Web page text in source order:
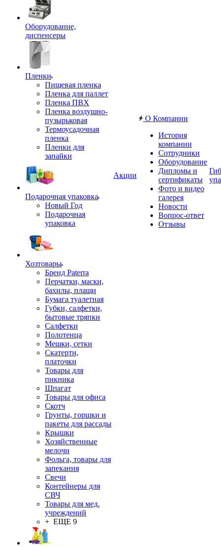
Оборудование,
диспенсеры
Пленки
Пищевая пленка
Пленка для паллет
Пленка ПВХ
Пленка воздушно-
пузырьковая
Термоусадочная
пленка
Пленки для
запайки
Подарочная упаковка
Новый Год
Подарочная
упаковка
Хозтовары
Бренд Paterra
Перчатки, маски,
бахилы, плащи
Бумага туалетная
Губки, салфетки,
бытовые тряпки
Салфетки
Полотенца
Мешки, сетки
Скатерти,
платочки
Товары для
пикника
Шпагат
Товары для офиса
Скотч
Грунты, горшки и
пакеты для рассады
Крышки
Хозяйственные
мелочи
Фольга, товары для
запекания
Свечи
Контейнеры для
СВЧ
Товары для мед.
учреждений
+ ЕЩЕ 9
Акции
О Компании
История
компании
Сотрудники
Оборудование
Дипломы и
сертификаты
Фото и видео
галерея
Новости
Вопрос-ответ
Отзывы